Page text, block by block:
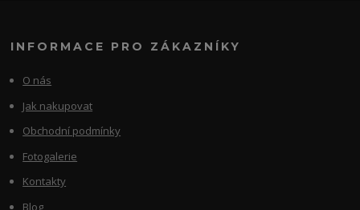
INFORMACE PRO ZÁKAZNÍKY
O nás
Jak nakupovat
Obchodní podmínky
Fotogalerie
Kontakty
Blog